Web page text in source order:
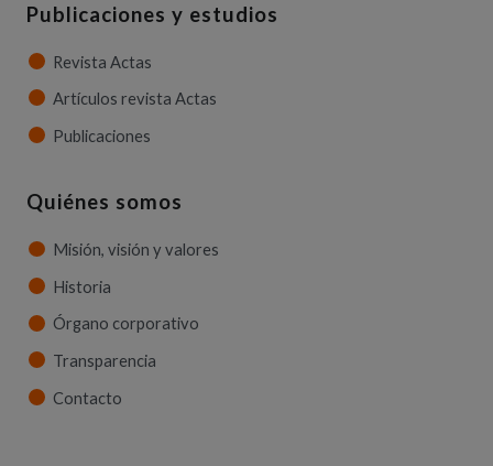
Publicaciones y estudios
Revista Actas
Artículos revista Actas
Publicaciones
Quiénes somos
Misión, visión y valores
Historia
Órgano corporativo
Transparencia
Contacto